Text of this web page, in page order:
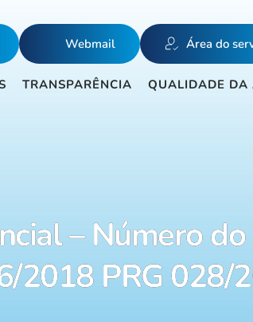
Webmail Área do
TRANSPARÊNCIA QUALIDADE DA
– Número
2018 PRG 028/